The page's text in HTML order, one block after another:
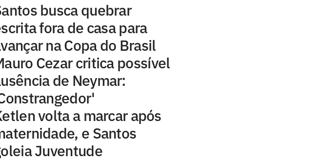
busca quebrar
fora de casa para
na Copa do Brasil
Cezar critica possível
de Neymar:
volta a marcar após
e Santos
Juventude